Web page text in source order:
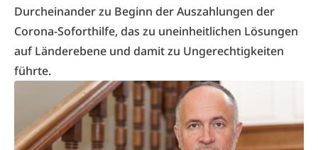
Durcheinander zu Beginn der Auszahlungen der
Corona-Soforthilfe, das zu uneinheitlichen Lösungen
auf Länderebene und damit zu Ungerechtigkeiten
führte.